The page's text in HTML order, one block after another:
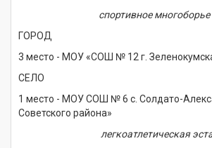
спортивное многоборье
ГОРОД
3 место - МОУ «СОШ № 12 г.
СЕЛО
1 место - МОУ СОШ № 6 с. Солдато-
Советского района»
легкоатлетическая